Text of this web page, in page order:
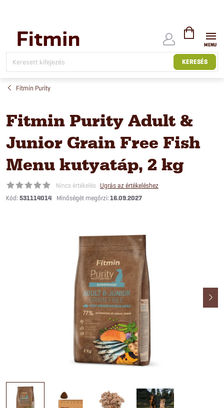
tartalomhoz
KERESÉS
KOSÁR
Fitmin Purity
Fitmin Purity Adult &
Junior Grain Free Fish
Menu kutyatáp, 2 kg
Nincs értékelés Ugrás az értékeléshez
Kód: 531114014 16.09.2027